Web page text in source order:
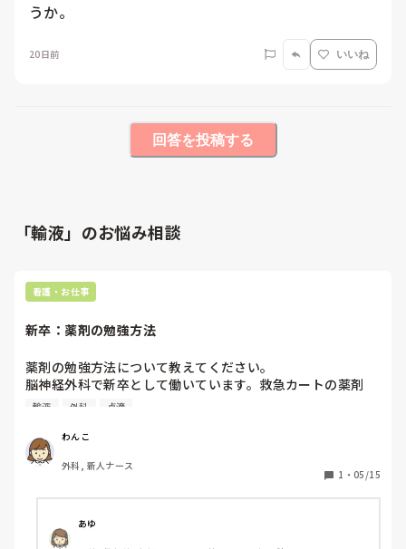
うか。
20日前 いいね
回答を投稿する
「輸液」のお悩み相談
看護・お仕事
新卒：薬剤の勉強方法
薬剤の勉強方法について教えてください。
脳神経外科で新卒として働いています。救急カートの薬剤
や、病棟でよく使われる薬剤（内服点滴含みます）、異常時
救急カートの薬剤は勉強しました。病棟でよく使う薬剤につ
いて、脳がパンクしかけているところです。薬剤の効果や副
作用、併用禁忌、側管投与禁忌などあるかと思います。
側管投与禁忌などの勉強ってどのようにされていますか？
②自然滴下と輸液ポンプを使用しなければならない薬剤の違
いの勉強法は、どうしたら良いですか？エダラボンと抗生剤
輸液 外科 点滴
わんこ
外科, 新人ナース
1 ・ 05/15
あゆ